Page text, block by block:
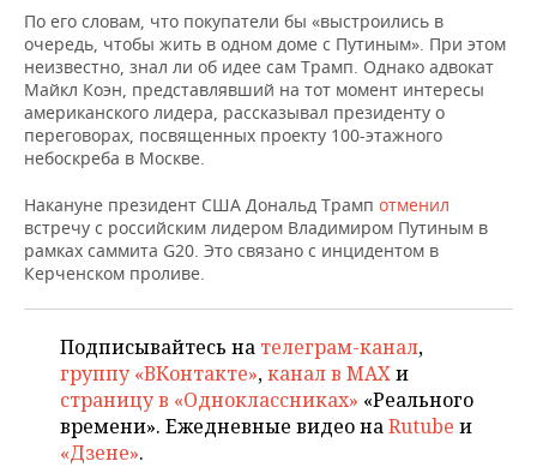
ЭНЕРГЕТИКА
ТЕЛЕКОММУНИКАЦИИ
БИЗНЕС-БРАНЧИ
ONLINE-КОНФЕРЕНЦИИ
ОТКРЫТАЯ ЛЕКЦИЯ
ФУТБОЛ
ХОККЕЙ
БАСКЕТБОЛ
ВОЛЕЙБОЛ
КИБЕРСПОРТ
ВОДНЫЕ ВИДЫ СПОРТА
ХОККЕЙ С МЯЧОМ
НОВОСТИ ОБЩЕСТВА
ВЛАСТЬ
ИНФРАСТРУКТУРА
ИСТОРИЯ
КУЛЬТУРА
ОБРАЗОВАНИЕ
ПРОИСШЕСТВИЯ
ФОТОГАЛЕРЕЯ
СЮЖЕТЫ
СПРАВОЧНИК
СПИСОК ПЕРСОН
СПИСОК КОМПАНИЙ
ПОЛНАЯ ВЕРСИЯ
По его словам, что покупатели бы «выстроились в
очередь, чтобы жить в одном доме с Путиным». При этом
неизвестно, знал ли об идее сам Трамп. Однако адвокат
Майкл Коэн, представлявший на тот момент интересы
американского лидера, рассказывал президенту о
переговорах, посвященных проекту 100-этажного
небоскреба в Москве.
Накануне президент США Дональд Трамп отменил
встречу с российским лидером Владимиром Путиным в
рамках саммита G20. Это связано с инцидентом в
Керченском проливе.
Подписывайтесь на телеграм-канал,
группу «ВКонтакте»,канал в MAXи
страницу в «Одноклассниках» «Реального
времени». Ежедневные видео наRutube и
«Дзене».